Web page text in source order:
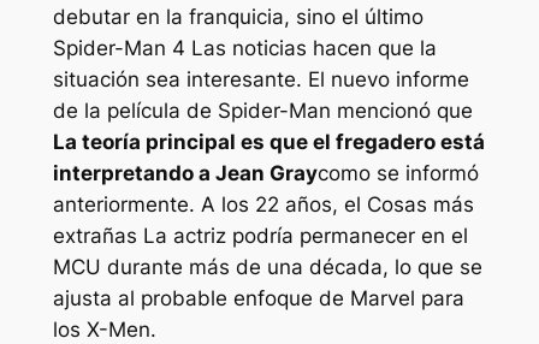
debutar en la franquicia, sino el último
Spider-Man 4 Las noticias hacen que la
situación sea interesante. El nuevo informe
de la película de Spider-Man mencionó que
La teoría principal es que el fregadero está
interpretando a Jean Graycomo se informó
anteriormente. A los 22 años, el Cosas más
extrañas La actriz podría permanecer en el
MCU durante más de una década, lo que se
ajusta al probable enfoque de Marvel para
los X-Men.